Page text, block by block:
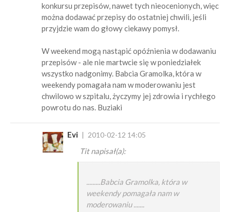
konkursu przepisów, nawet tych nieocenionych, więc
można dodawać przepisy do ostatniej chwili, jeśli
przyjdzie wam do głowy ciekawy pomysł.
W weekend mogą nastąpić opóźnienia w dodawaniu
przepisów - ale nie martwcie się w poniedziałek
wszystko nadgonimy. Babcia Gramolka, która w
weekendy pomagała nam w moderowaniu jest
chwilowo w szpitalu, życzymy jej zdrowia i rychłego
powrotu do nas. Buziaki
Evi 2010-02-12 14:05
Tit napisał(a):
.........Babcia Gramolka, która w
weekendy pomagała nam w
moderowaniu .......